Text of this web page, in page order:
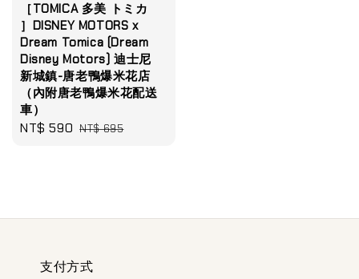
［TOMICA 多美 トミカ
］DISNEY MOTORS x
Dream Tomica (Dream
Disney Motors) 迪士尼
新城鎮-唐老鴨爆米花店
（內附唐老鴨爆米花配送
車）
Sale
NT$ 590 Regular
NT$ 695
支付方式